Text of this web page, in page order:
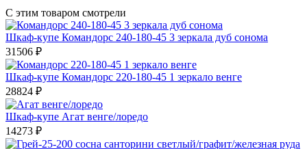
С этим товаром смотрели
Шкаф-купе Командорс 240-180-45 3 зеркала дуб сонома
31506 ₽
Шкаф-купе Командорс 220-180-45 1 зеркало венге
28824 ₽
Шкаф-купе Агат венге/лоредо
14273 ₽